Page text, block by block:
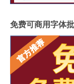
免费可商用字体